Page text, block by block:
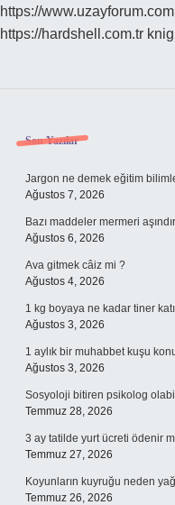
https://
https://hardshell.com.tr
Sidebar
Son Yazılar
Jargon ne demek eğitim
Ağustos 7, 2026
Bazı maddeler mermeri
Ağustos 6, 2026
Ava gitmek câiz mi ?
Ağustos 4, 2026
1 kg boyaya ne kadar tiner
Ağustos 3, 2026
1 aylık bir muhabbet kuşu
Ağustos 3, 2026
Sosyoloji bitiren psikolog
Temmuz 28, 2026
3 ay tatilde yurt ücreti ödenir
Temmuz 27, 2026
Koyunların kuyruğu neden
Temmuz 26, 2026